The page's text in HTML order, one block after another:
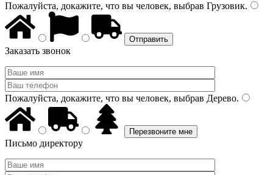
Пожалуйста, докажите, что вы человек, выбрав Грузовик.
Заказать звонок
Пожалуйста, докажите, что вы человек, выбрав Дерево.
Письмо директору